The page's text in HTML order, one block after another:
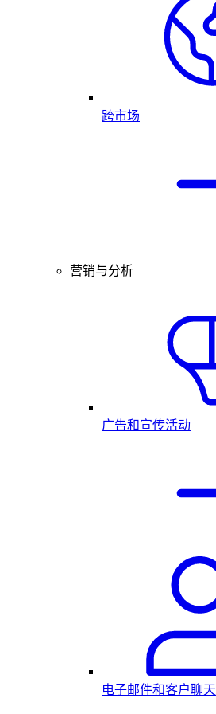
跨市场
营销与分析
广告和宣传活动
电子邮件和客户聊天